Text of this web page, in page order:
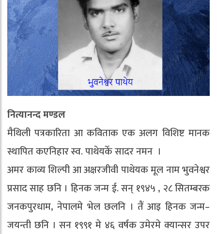
नित्यानन्द मण्डल
मैथिली पत्रकारिता आ कविताक एक अलग विशिष्ट मानक
स्थापित कएनिहार स्व. पाथेयकेँ सादर नमन ।
अमर काव्य शिल्पी आ अक्षरजीवी पाथेयक मूल नाम भुवनेश्वर
प्रसाद साह छनि । हिनक जन्म ई. सन् १९४५ , २८ सितम्बरक
जनकपुरधाम, नेपालमे भेल छलनि । तैं आइ हिनक जन्म–
जयन्ती छनि । सन १९९१ मे ४६ वर्षक उमेरमे क्यान्सर उपर